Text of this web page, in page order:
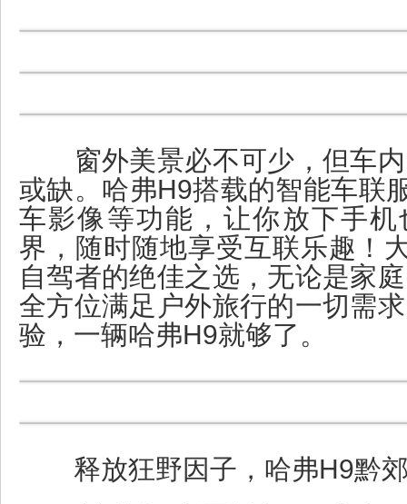
窗外美景必不可少，但车内
或缺。哈弗H9搭载的智能车联
车影像等功能，让你放下手机
界，随时随地享受互联乐趣！
自驾者的绝佳之选，无论是家
全方位满足户外旅行的一切需
验，一辆哈弗H9就够了。
释放狂野因子，哈弗H9黔郊